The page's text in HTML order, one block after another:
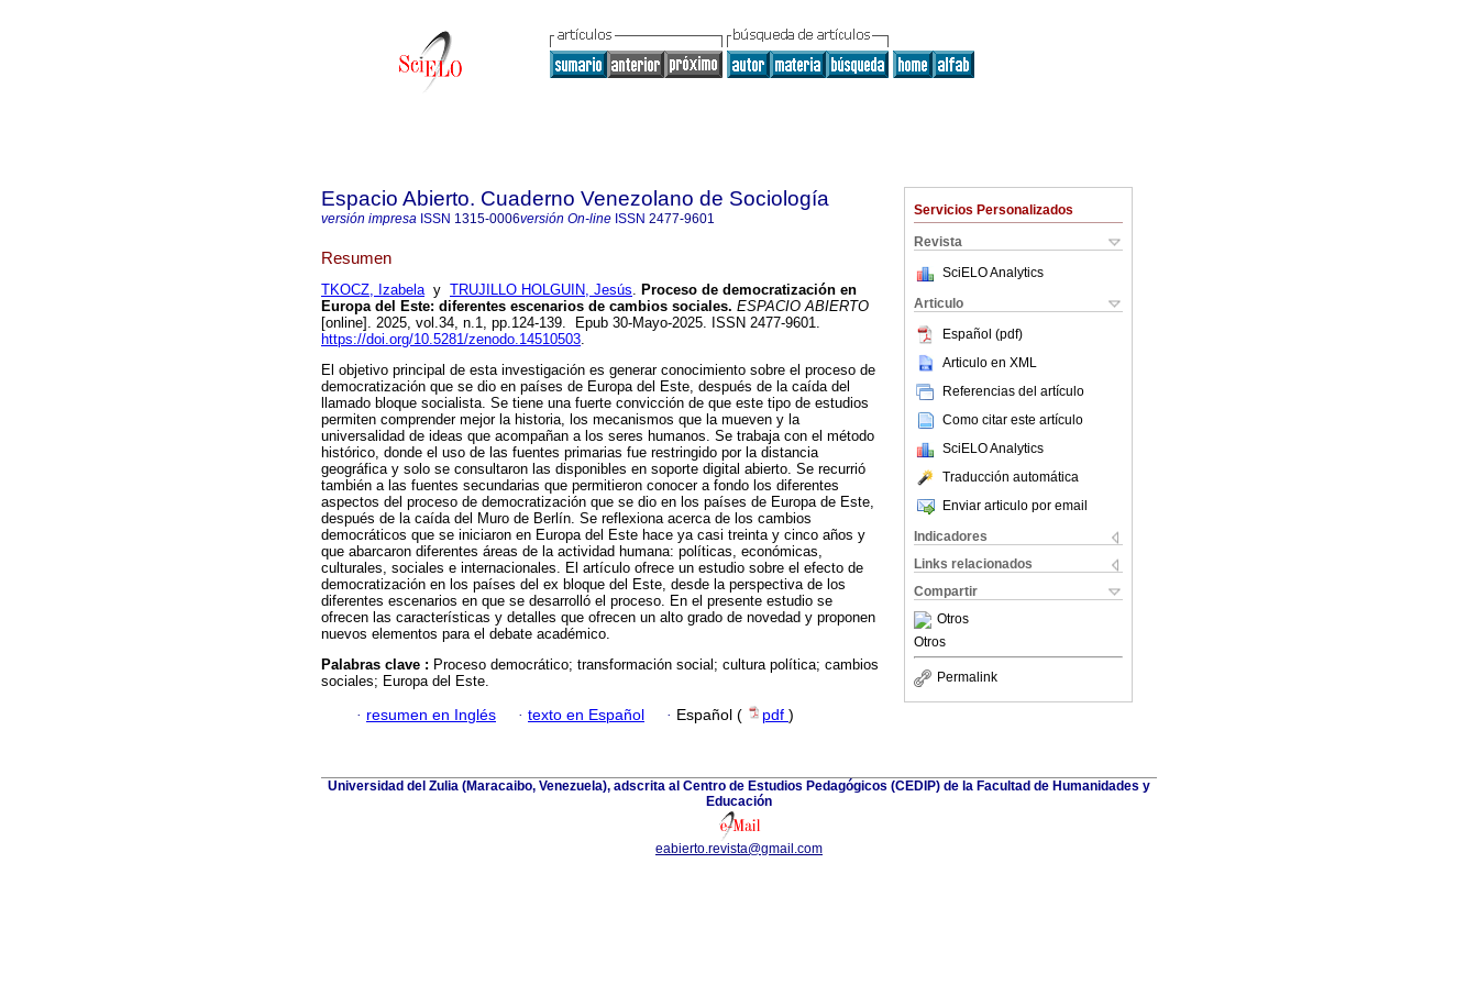
Servicios Personalizados
Revista
SciELO Analytics
Articulo
Español (pdf)
Articulo en XML
Referencias del artículo
Como citar este artículo
SciELO Analytics
Traducción automática
Enviar articulo por email
Indicadores
Links relacionados
Compartir
Otros
Otros
Permalink
Espacio Abierto. Cuaderno Venezolano de Sociología
versión impresa ISSN 1315-0006versión On-line ISSN 2477-9601
Resumen
TKOCZ, Izabelay TRUJILLO HOLGUIN, Jesús. Proceso de democratización en
Europa del Este: diferentes escenarios de cambios sociales. ESPACIO ABIERTO
[online]. 2025, vol.34, n.1, pp.124-139. Epub 30-Mayo-2025. ISSN 2477-9601.
https://doi.org/10.5281/zenodo.14510503.
El objetivo principal de esta investigación es generar conocimiento sobre el proceso de
democratización que se dio en países de Europa del Este, después de la caída del
llamado bloque socialista. Se tiene una fuerte convicción de que este tipo de estudios
permiten comprender mejor la historia, los mecanismos que la mueven y la
universalidad de ideas que acompañan a los seres humanos. Se trabaja con el método
histórico, donde el uso de las fuentes primarias fue restringido por la distancia
geográfica y solo se consultaron las disponibles en soporte digital abierto. Se recurrió
también a las fuentes secundarias que permitieron conocer a fondo los diferentes
aspectos del proceso de democratización que se dio en los países de Europa de Este,
después de la caída del Muro de Berlín. Se reflexiona acerca de los cambios
democráticos que se iniciaron en Europa del Este hace ya casi treinta y cinco años y
que abarcaron diferentes áreas de la actividad humana: políticas, económicas,
culturales, sociales e internacionales. El artículo ofrece un estudio sobre el efecto de
democratización en los países del ex bloque del Este, desde la perspectiva de los
diferentes escenarios en que se desarrolló el proceso. En el presente estudio se
ofrecen las características y detalles que ofrecen un alto grado de novedad y proponen
nuevos elementos para el debate académico.
Palabras clave : Proceso democrático; transformación social; cultura política; cambios
sociales; Europa del Este.
· resumen en Inglés · texto en Español · Español ( pdf )
Universidad del Zulia (Maracaibo, Venezuela), adscrita al Centro de Estudios Pedagógicos (CEDIP) de la Facultad de Humanidades y
Educación
eabierto.revista@gmail.com